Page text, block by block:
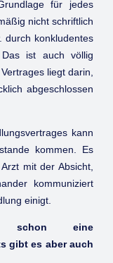
für jedes
nicht schriftlich
durch konkludentes
ist auch völlig
liegt darin,
abgeschlossen
kann
kommen. Es
mit der Absicht,
kommuniziert
einigt.
schon eine
gibt es aber auch